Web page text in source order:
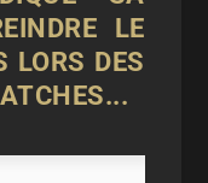
LE
LORS DES